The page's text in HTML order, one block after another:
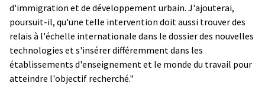
d'immigration et de développement urbain. J'ajouterai,
poursuit-il, qu'une telle intervention doit aussi trouver des
relais à l'échelle internationale dans le dossier des nouvelles
technologies et s'insérer différemment dans les
établissements d'enseignement et le monde du travail pour
atteindre l'objectif recherché."